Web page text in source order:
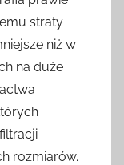
straty
niż w
na duże
rozmiarów.